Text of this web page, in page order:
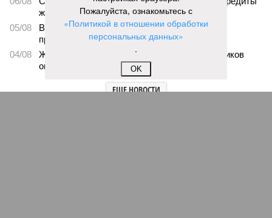
жителя Чебоксар
05/08
В Чебоксарах снесут 46 строений рядом с
проблемной «Кувшинкой»
04/08
Житель Екатеринбурга по указанию мошенников
ограбил квартиру в Чебоксарах
ЕЩЕ НОВОСТИ
Пожалуйста, ознакомьтесь с
«Политикой в отношении обработки
персональных данных»
.
OK